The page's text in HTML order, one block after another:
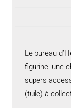
Le bureau
figurine, une
supers
(tuile) à